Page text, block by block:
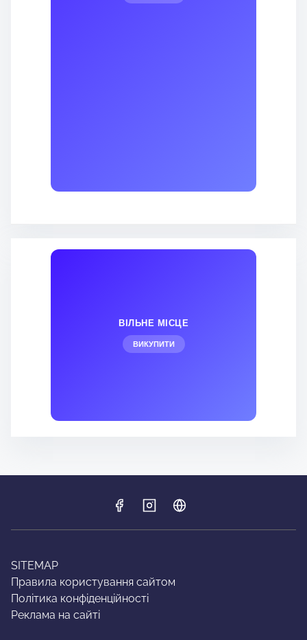
ВІЛЬНЕ МІСЦЕ
ВИКУПИТИ
SITEMAP
Правила користування сайтом
Політика конфіденційності
Реклама на сайті